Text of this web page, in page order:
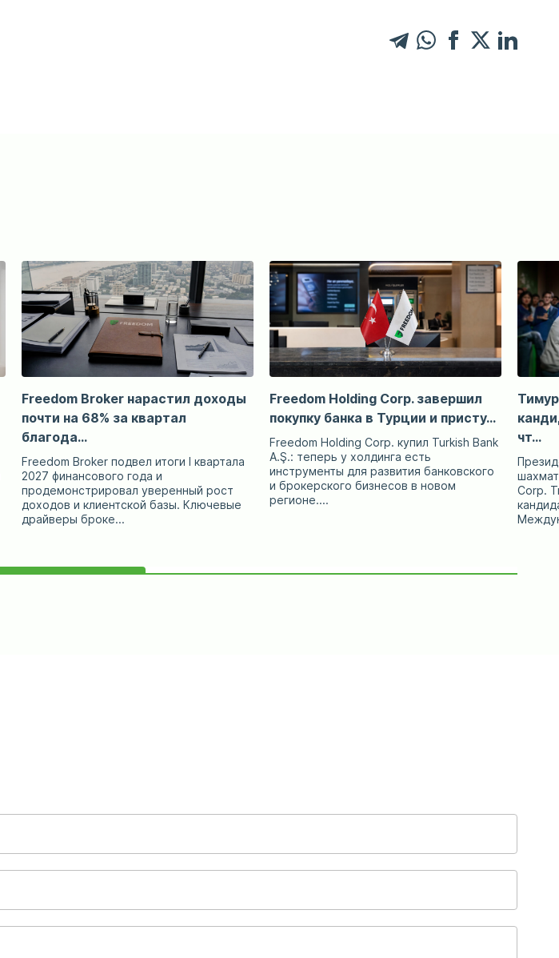
Freedom Broker нарастил доходы
почти на 68% за квартал
благода...
Freedom Broker подвел итоги I квартала
2027 финансового года и
продемонстрировал уверенный рост
доходов и клиентской базы. Ключевые
драйверы броке...
Freedom Holding Corp. завершил
покупку банка в Турции и присту...
Freedom Holding Corp. купил Turkish Bank
A.Ş.: теперь у холдинга есть
инструменты для развития банковского
и брокерского бизнесов в новом
регионе....
чт...
Corp.